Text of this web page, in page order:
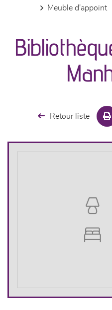
séjours
meubles de complément
meuble d'appoint
Retour liste